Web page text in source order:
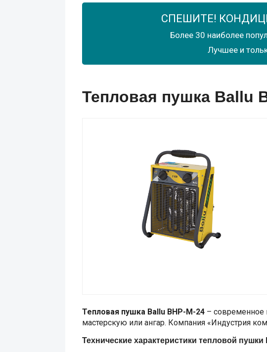
СПЕШИТЕ!
Более 30 наиболее
Лучшее и
Тепловая пушка Ballu
Тепловая пушка Ballu BHP-M-24 – современное
мастерскую или ангар. Компания «Индустрия
Технические характеристики тепловой пушки